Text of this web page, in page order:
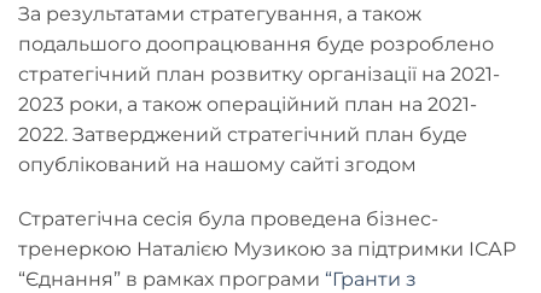
За результатами стратегування, а також
подальшого доопрацювання буде розроблено
стратегічний план розвитку організації на 2021-
2023 роки, а також операційний план на 2021-
2022. Затверджений стратегічний план буде
опублікований на нашому сайті згодом
Стратегічна сесія була проведена бізнес-
тренеркою Наталією Музикою за підтримки ІСАР
“Єднання” в рамках програми “Гранти з